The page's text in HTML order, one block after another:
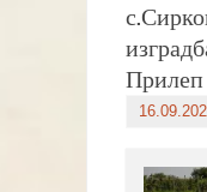
Прилеп